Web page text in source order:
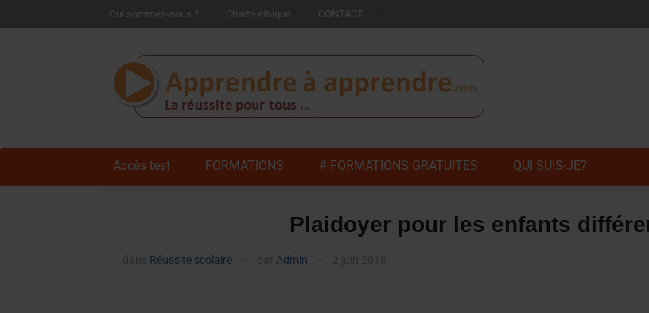
Qui sommes-nous ? Charte éthique CONTACT
Accès test FORMATIONS # FORMATIONS GRATUITES QUI SUIS-JE?
Plaidoyer pour les enfants
Réussite scolaire Admin